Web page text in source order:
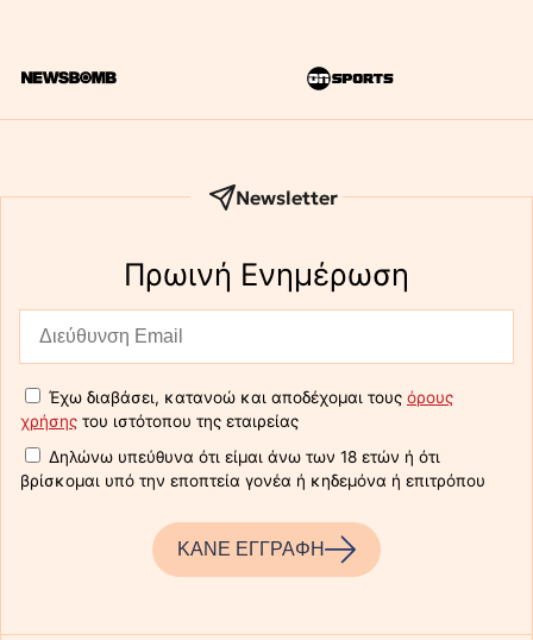
Newsletter
Πρωινή Eνημέρωση
Έχω διαβάσει, κατανοώ και αποδέχομαι τους όρους
χρήσης του ιστότοπου της εταιρείας
Δηλώνω υπεύθυνα ότι είμαι άνω των 18 ετών ή ότι
βρίσκομαι υπό την εποπτεία γονέα ή κηδεμόνα ή επιτρόπου
ΚΑΝΕ ΕΓΓΡΑΦΗ